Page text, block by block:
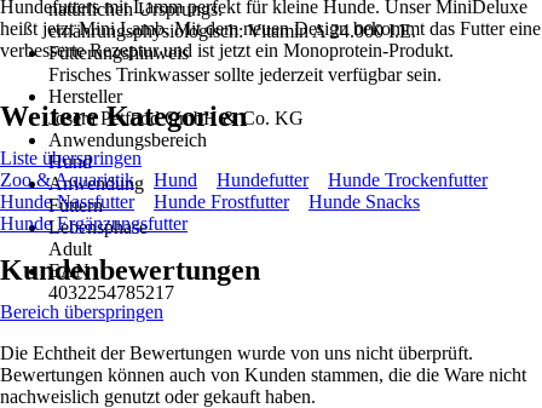
natürlichen Ursprungs.
ernährungsphysiologisch: Vitamin A 24.000 I.E.
Fütterungshinweis
Frisches Trinkwasser sollte jederzeit verfügbar sein.
Hersteller
Josera Petfood GmbH & Co. KG
Anwendungsbereich
Hund
Anwendung
Füttern
Lebensphase
Adult
EAN
4032254785217
Hundefutters mit Lamm perfekt für kleine Hunde. Unser MiniDeluxe
heißt jetzt Mini Lamb. Mit dem neuen Design bekommt das Futter eine
verbesserte Rezeptur und ist jetzt ein Monoprotein-Produkt.
Weitere Kategorien
Liste überspringen
Zoo & Aquaristik
Hund Hundefutter
Hunde Trockenfutter
Hunde Nassfutter
Hunde Frostfutter
Hunde Snacks
Hunde Ergänzungsfutter
Kundenbewertungen
Bereich überspringen
Die Echtheit der Bewertungen wurde von uns nicht überprüft.
Bewertungen können auch von Kunden stammen, die die Ware nicht
nachweislich genutzt oder gekauft haben.